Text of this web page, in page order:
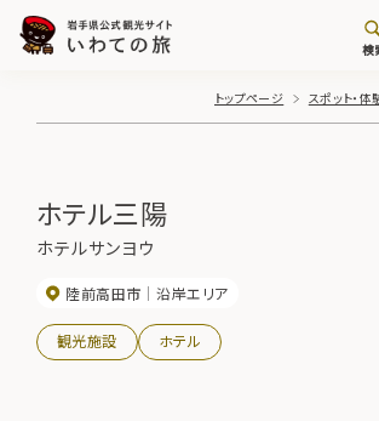
検
トップページ スポット・
ホテル三陽
ホテルサンヨウ
陸前高田市 沿岸エリア
観光施設 ホテル